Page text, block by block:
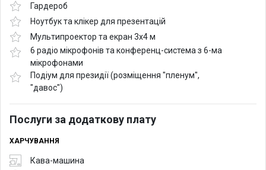
Гардероб
Ноутбук та клікер для презентацій
Мультипроектор та екран 3х4 м
6 радіо мікрофонів та конференц-система з 6-ма
мікрофонами
Подіум для президії (розміщення "пленум",
"давос")
Послуги за додаткову плату
ХАРЧУВАННЯ
Кава-машина